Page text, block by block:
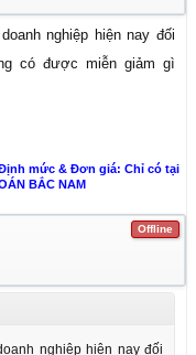
nghiệp hiện nay đối
có được miễn giảm gì
mức & Đơn giá: Chỉ có tại
BẮC NAM
Offline
nghiệp hiện nay đối